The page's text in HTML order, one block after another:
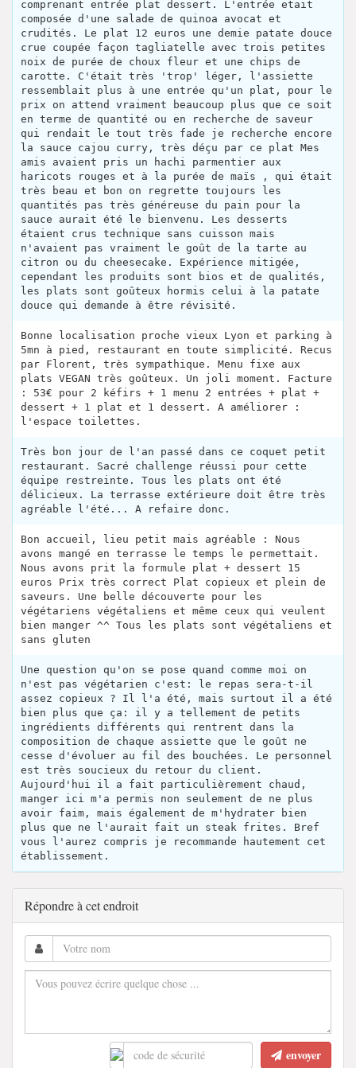
comprenant entrée plat dessert. L'entrée etait
composée d'une salade de quinoa avocat et
crudités. Le plat 12 euros une demie patate douce
crue coupée façon tagliatelle avec trois petites
noix de purée de choux fleur et une chips de
carotte. C'était très 'trop' léger, l'assiette
ressemblait plus à une entrée qu'un plat, pour le
prix on attend vraiment beaucoup plus que ce soit
en terme de quantité ou en recherche de saveur
qui rendait le tout très fade je recherche encore
la sauce cajou curry, très déçu par ce plat Mes
amis avaient pris un hachi parmentier aux
haricots rouges et à la purée de maïs , qui était
très beau et bon on regrette toujours les
quantités pas très généreuse du pain pour la
sauce aurait été le bienvenu. Les desserts
étaient crus technique sans cuisson mais
n'avaient pas vraiment le goût de la tarte au
citron ou du cheesecake. Expérience mitigée,
cependant les produits sont bios et de qualités,
les plats sont goûteux hormis celui à la patate
douce qui demande à être révisité.
Bonne localisation proche vieux Lyon et parking à
5mn à pied, restaurant en toute simplicité. Recus
par Florent, très sympathique. Menu fixe aux
plats VEGAN très goûteux. Un joli moment. Facture
: 53€ pour 2 kéfirs + 1 menu 2 entrées + plat +
dessert + 1 plat et 1 dessert. A améliorer :
l'espace toilettes.
Très bon jour de l'an passé dans ce coquet petit
restaurant. Sacré challenge réussi pour cette
équipe restreinte. Tous les plats ont été
délicieux. La terrasse extérieure doit être très
agréable l'été... A refaire donc.
Bon accueil, lieu petit mais agréable : Nous
avons mangé en terrasse le temps le permettait.
Nous avons prit la formule plat + dessert 15
euros Prix très correct Plat copieux et plein de
saveurs. Une belle découverte pour les
végétariens végétaliens et même ceux qui veulent
bien manger ^^ Tous les plats sont végétaliens et
sans gluten
Une question qu'on se pose quand comme moi on
n'est pas végétarien c'est: le repas sera-t-il
assez copieux ? Il l'a été, mais surtout il a été
bien plus que ça: il y a tellement de petits
ingrédients différents qui rentrent dans la
composition de chaque assiette que le goût ne
cesse d'évoluer au fil des bouchées. Le personnel
est très soucieux du retour du client.
Aujourd'hui il a fait particulièrement chaud,
manger ici m'a permis non seulement de ne plus
avoir faim, mais également de m'hydrater bien
plus que ne l'aurait fait un steak frites. Bref
vous l'aurez compris je recommande hautement cet
établissement.
Répondre à cet endroit
envoyer